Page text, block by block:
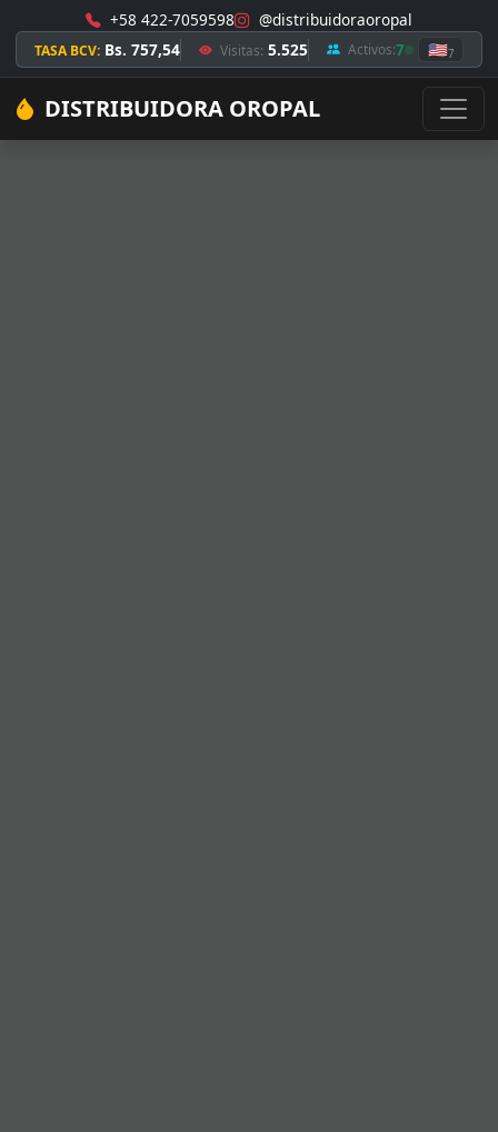
+58 422-7059598 @distribuidoraoropal
TASA BCV: Bs. 757,54 Visitas: 5.525 Activos:7 🇺🇸7
DISTRIBUIDORA OROPAL